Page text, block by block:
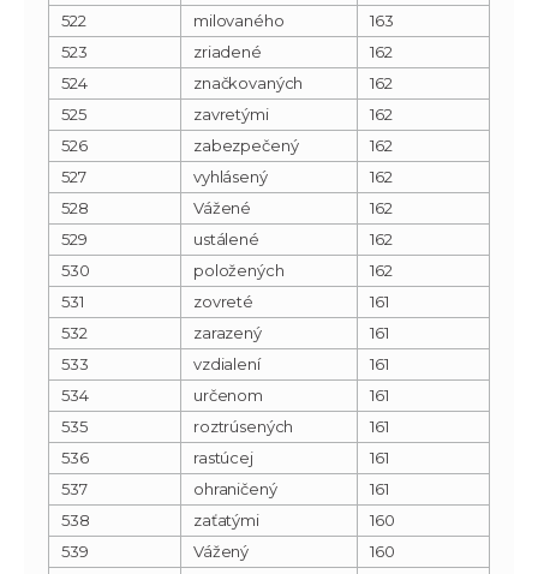
522
milovaného
163
523
zriadené
162
524
značkovaných
162
525
zavretými
162
526
zabezpečený
162
527
vyhlásený
162
528
Vážené
162
529
ustálené
162
530
položených
162
531
zovreté
161
532
zarazený
161
533
vzdialení
161
534
určenom
161
535
roztrúsených
161
536
rastúcej
161
537
ohraničený
161
538
zaťatými
160
539
Vážený
160